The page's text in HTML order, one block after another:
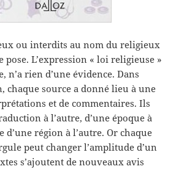
ou interdits au nom du religieux
pose. L’expression « loi religieuse »
n’a rien d’une évidence. Dans
chaque source a donné lieu à une
et de commentaires. Ils
à l’autre, d’une époque à
d’une région à l’autre. Or chaque
peut changer l’amplitude d’un
s’ajoutent de nouveaux avis